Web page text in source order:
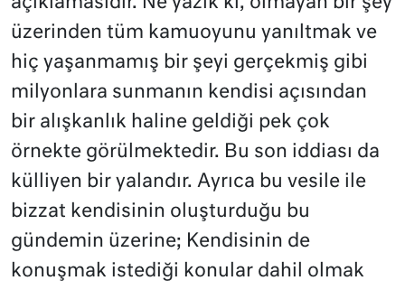
üzerinden tüm kamuoyunu yanıltmak ve
hiç yaşanmamış bir şeyi gerçekmiş gibi
milyonlara sunmanın kendisi açısından
bir alışkanlık haline geldiği pek çok
örnekte görülmektedir. Bu son iddiası da
külliyen bir yalandır. Ayrıca bu vesile ile
bizzat kendisinin oluşturduğu bu
gündemin üzerine; Kendisinin de
konuşmak istediği konular dahil olmak